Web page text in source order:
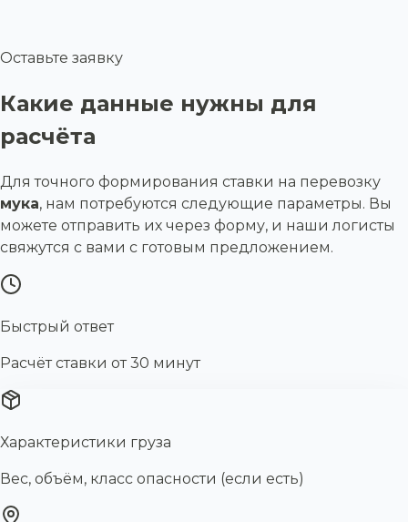
Оставьте заявку
Какие данные нужны для
расчёта
Для точного формирования ставки на перевозку
мука, нам потребуются следующие параметры. Вы
можете отправить их через форму, и наши логисты
свяжутся с вами с готовым предложением.
Быстрый ответ
Расчёт ставки от 30 минут
Характеристики груза
Вес, объём, класс опасности (если есть)